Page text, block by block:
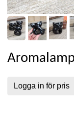
Logga in för pris